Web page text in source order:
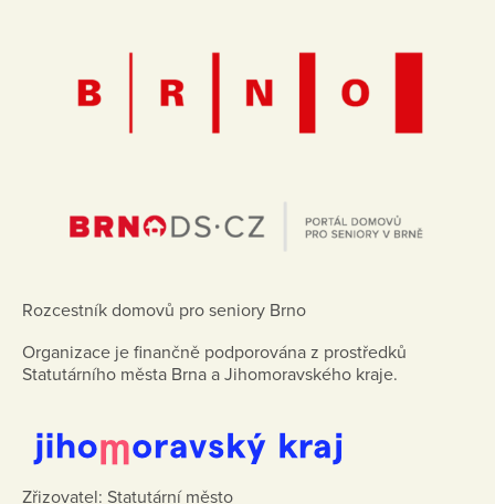
Rozcestník domovů pro seniory Brno
Organizace je finančně podporována z prostředků
Statutárního města Brna a Jihomoravského kraje.
Zřizovatel: Statutární město